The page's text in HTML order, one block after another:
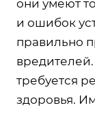
они умеют
и ошибок
правильно
требуется
здоровья.